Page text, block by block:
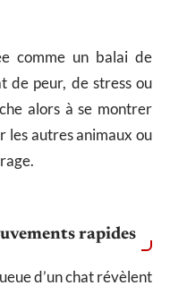
comme un balai de
de peur, de stress ou
alors à se montrer
les autres animaux ou
rapides
d’un chat révèlent